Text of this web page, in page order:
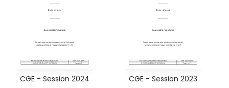
CGE - Session 2024 CGE - Session 2023